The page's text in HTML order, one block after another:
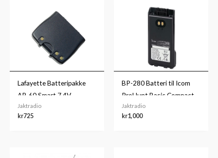
Lafayette Batteripakke
AP-60 Smart 7,4V
1000mAh
Jaktradio
kr725
BP-280 Batteri til Icom
ProHunt Basic Compact
jaktradio
Jaktradio
kr1,000